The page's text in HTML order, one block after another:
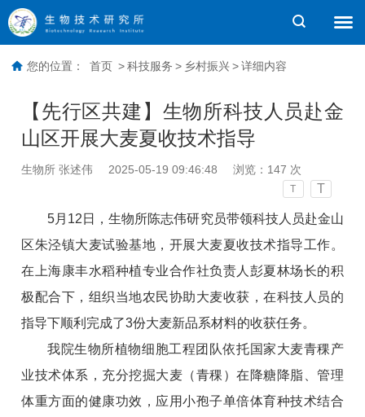
您的位置： 首页 > 科技服务 > 乡村振兴 > 详细内容
【先行区共建】生物所科技人员赴金
山区开展大麦夏收技术指导
生物所 张述伟 2025-05-19 09:46:48 浏览： 147 次
T T
5月12日，生物所陈志伟研究员带领科技人员赴金山
区朱泾镇大麦试验基地，开展大麦夏收技术指导工作。
在上海康丰水稻种植专业合作社负责人彭夏林场长的积
极配合下，组织当地农民协助大麦收获，在科技人员的
指导下顺利完成了3份大麦新品系材料的收获任务。
我院生物所植物细胞工程团队依托国家大麦青稞产
业技术体系，充分挖掘大麦（青稞）在降糖降脂、管理
体重方面的健康功效，应用小孢子单倍体育种技术结合